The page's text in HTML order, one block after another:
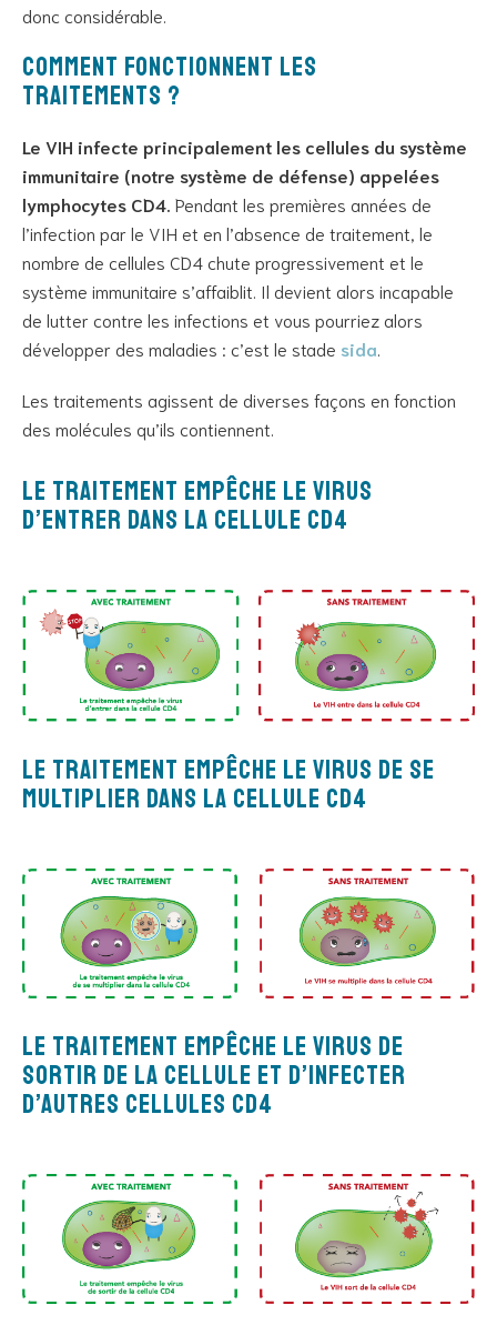
donc considérable.
Comment fonctionnent les
traitements ?
Le VIH infecte principalement les cellules du système
immunitaire (notre système de défense) appelées
lymphocytes CD4. Pendant les premières années de
l’infection par le VIH et en l’absence de traitement, le
nombre de cellules CD4 chute progressivement et le
système immunitaire s’affaiblit. Il devient alors incapable
de lutter contre les infections et vous pourriez alors
développer des maladies : c’est le stade sida.
Les traitements agissent de diverses façons en fonction
des molécules qu’ils contiennent.
Le traitement empêche le virus
d’entrer dans la cellule CD4
Le traitement empêche le virus de se
multiplier dans la cellule CD4
Le traitement empêche le virus de
sortir de la cellule et d’infecter
d’autres cellules CD4